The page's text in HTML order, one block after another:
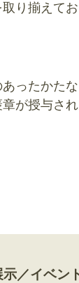
り揃えてお
ったかた
が授与され
示／イベン